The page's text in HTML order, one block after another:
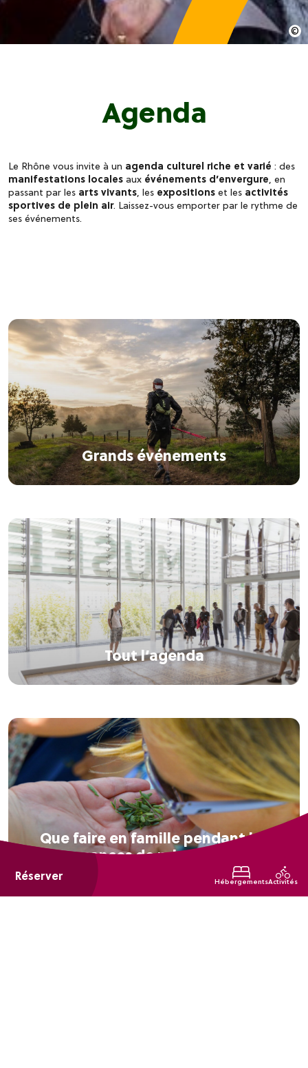
Réserver HébergementsActivités
Agenda
Le Rhône vous invite à un agenda culturel riche et varié : des
manifestations locales aux événements d’envergure, en
passant par les arts vivants, les expositions et les activités
sportives de plein air. Laissez-vous emporter par le rythme de
ses événements.
Grands événements
Tout l’agenda
Que faire en famille pendant les
vacances de printemps ?